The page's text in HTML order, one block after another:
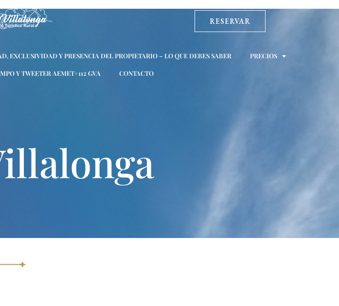
RESERVAR
EXCLUSIVIDAD Y PRESENCIA DEL PROPIETARIO – LO QUE DEBES SABER PRECIOS
Y TWEETER AEMET+112 GVA CONTACTO